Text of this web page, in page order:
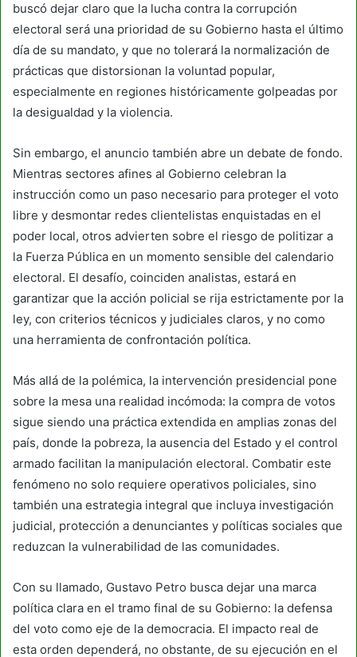
buscó dejar claro que la lucha contra la corrupción
electoral será una prioridad de su Gobierno hasta el último
día de su mandato, y que no tolerará la normalización de
prácticas que distorsionan la voluntad popular,
especialmente en regiones históricamente golpeadas por
la desigualdad y la violencia.
Sin embargo, el anuncio también abre un debate de fondo.
Mientras sectores afines al Gobierno celebran la
instrucción como un paso necesario para proteger el voto
libre y desmontar redes clientelistas enquistadas en el
poder local, otros advierten sobre el riesgo de politizar a
la Fuerza Pública en un momento sensible del calendario
electoral. El desafío, coinciden analistas, estará en
garantizar que la acción policial se rija estrictamente por la
ley, con criterios técnicos y judiciales claros, y no como
una herramienta de confrontación política.
Más allá de la polémica, la intervención presidencial pone
sobre la mesa una realidad incómoda: la compra de votos
sigue siendo una práctica extendida en amplias zonas del
país, donde la pobreza, la ausencia del Estado y el control
armado facilitan la manipulación electoral. Combatir este
fenómeno no solo requiere operativos policiales, sino
también una estrategia integral que incluya investigación
judicial, protección a denunciantes y políticas sociales que
reduzcan la vulnerabilidad de las comunidades.
Con su llamado, Gustavo Petro busca dejar una marca
política clara en el tramo final de su Gobierno: la defensa
del voto como eje de la democracia. El impacto real de
esta orden dependerá, no obstante, de su ejecución en el